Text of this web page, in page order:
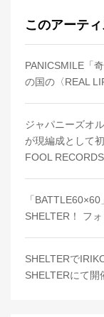
このアーテ
PANICSMILE「
の国の〈REAL
ジャパニーズオ
が現編成として
FOOL
「
SHELTER！ フ
SHELTERで
SHELTERにて開